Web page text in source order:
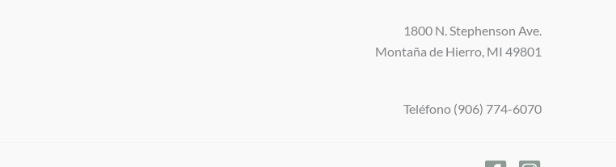
1800 N. Stephenson Ave.
Montaña de Hierro, MI 49801
Teléfono (906) 774-6070